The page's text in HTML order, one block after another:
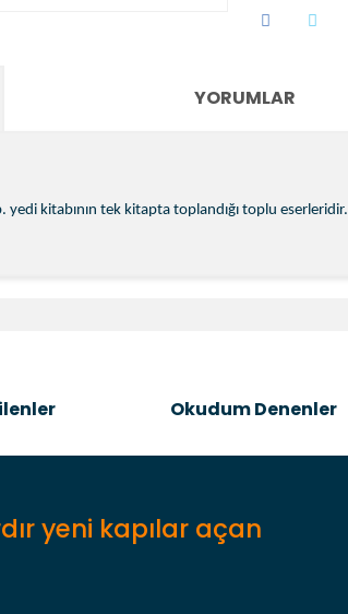
YORUMLAR
yedi kitabının tek kitapta toplandığı toplu eserleridir.
Okudum Denenler
yeni kapılar açan